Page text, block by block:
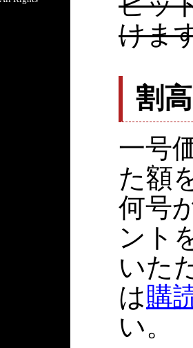
けま
割
一号
た額
何号
ント
いた
は購
い。